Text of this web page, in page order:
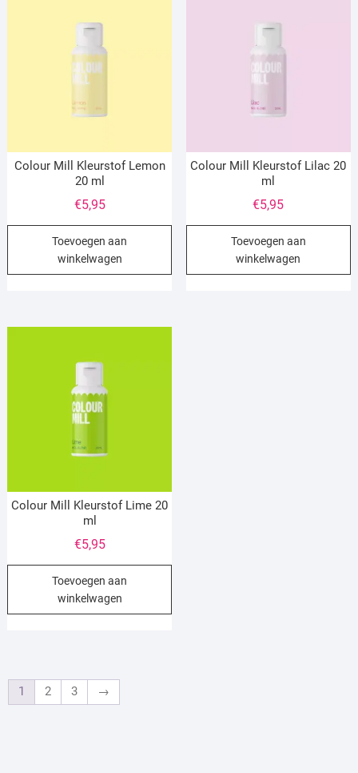
Colour Mill Kleurstof Lemon
20 ml
€5,95
Toevoegen aan
winkelwagen
Colour Mill Kleurstof Lilac 20
ml
€5,95
Toevoegen aan
winkelwagen
Colour Mill Kleurstof Lime 20
ml
€5,95
Toevoegen aan
winkelwagen
1 2 3 →